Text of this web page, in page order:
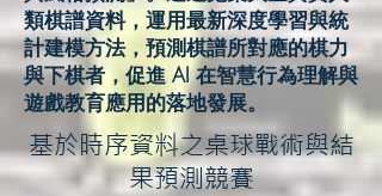
類棋譜資料，運用最新深度學習與統
計建模方法，預測棋譜所對應的棋力
與下棋者，促進 AI 在智慧行為理解與
遊戲教育應用的落地發展。
基於時序資料之桌球戰術與結
果預測競賽